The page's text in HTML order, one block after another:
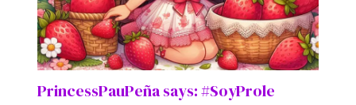
PrincessPauPeña says: #SoyProle